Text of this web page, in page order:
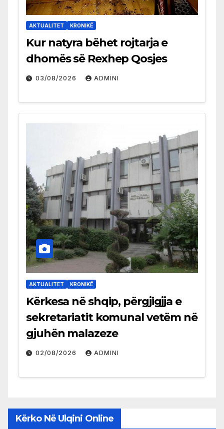
AKTUALITET KRONIKË
Kur natyra bëhet rojtarja e
dhomës së Rexhep Qosjes
03/08/2026 ADMINI
AKTUALITET KRONIKË
Kërkesa në shqip, përgjigjja e
sekretariatit komunal vetëm në
gjuhën malazeze
02/08/2026 ADMINI
Kërko Në Ulqini Online